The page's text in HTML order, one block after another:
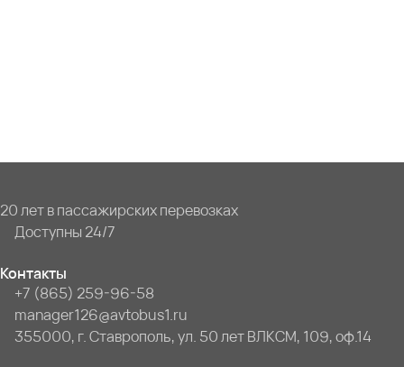
20 лет в пассажирских перевозках
Доступны 24/7
Контакты
+7 (865) 259-96-58
manager126@avtobus1.ru
355000, г. Ставрополь, ул. 50 лет ВЛКСМ, 109, оф.14